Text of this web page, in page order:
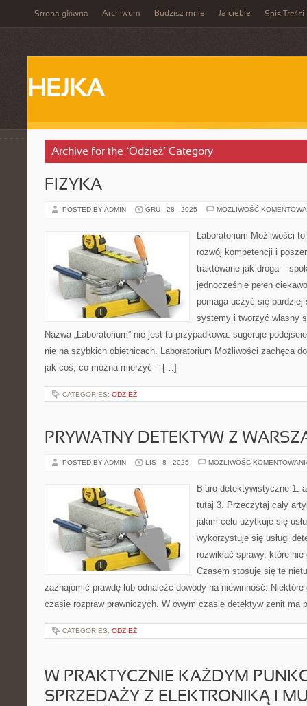
Strona główna Archiwum Budzisz mnie Ja ciebie Spis Treści
HEJKA
Archive for the ‘Odzież’ Category
FIZYKA
POSTED BY ADMIN GRU - 28 - 2025 MOŻLIWOŚĆ
Laboratorium Możliwości
rozwój kompetencji i
traktowane jak droga –
jednocześnie pełen
pomaga uczyć się bardziej
systemy i tworzyć własny
Nazwa „Laboratorium” nie jest tu przypadkowa: sugeruje
nie na szybkich obietnicach. Laboratorium Możliwości zachęca
jak coś, co można mierzyć – […]
CATEGORIES: ODZIEŻ
PRYWATNY DETEKTYW Z
POSTED BY ADMIN LIS - 8 - 2025 MOŻLIWOŚĆ
Biuro detektywistyczne 1.
tutaj 3. Przeczytaj cały
jakim celu użytkuje się
wykorzystuje się usługi
rozwikłać sprawy, które nie
Czasem stosuje się te
zaznajomić prawdę lub odnaleźć dowody na niewinność.
czasie rozpraw prawniczych. W owym czasie detektyw zenit
CATEGORIES: ODZIEŻ
W PRAKTYCZNIE KAŻDYM
SPRZEDAŻY Z ELEKTRONIKĄ I